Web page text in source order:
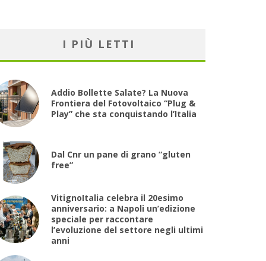
I PIÙ LETTI
Addio Bollette Salate? La Nuova
Frontiera del Fotovoltaico “Plug &
Play” che sta conquistando l’Italia
Dal Cnr un pane di grano “gluten
free”
VitignoItalia celebra il 20esimo
anniversario: a Napoli un’edizione
speciale per raccontare
l’evoluzione del settore negli ultimi
anni